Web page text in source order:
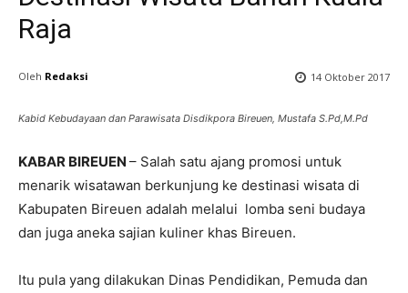
Raja
Oleh Redaksi 14 Oktober 2017
Kabid Kebudayaan dan Parawisata Disdikpora Bireuen, Mustafa S.Pd,M.Pd
KABAR BIREUEN – Salah satu ajang promosi untuk
menarik wisatawan berkunjung ke destinasi wisata di
Kabupaten Bireuen adalah melalui lomba seni budaya
dan juga aneka sajian kuliner khas Bireuen.
Itu pula yang dilakukan Dinas Pendidikan, Pemuda dan